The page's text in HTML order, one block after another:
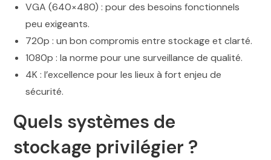
VGA (640×480) : pour des besoins fonctionnels
peu exigeants.
720p : un bon compromis entre stockage et clarté.
1080p : la norme pour une surveillance de qualité.
4K : l’excellence pour les lieux à fort enjeu de
sécurité.
Quels systèmes de
stockage privilégier ?